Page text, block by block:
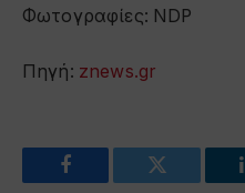
Φωτογραφίες: NDP
Πηγή: znews.gr
Facebook Twitter